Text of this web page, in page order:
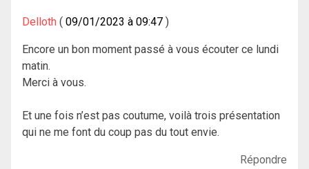
Delloth 09/01/2023 à 09:47
Encore un bon moment passé à vous écouter ce lundi
matin.
Merci à vous.
Et une fois n’est pas coutume, voilà trois présentation
qui ne me font du coup pas du tout envie.
Répondre